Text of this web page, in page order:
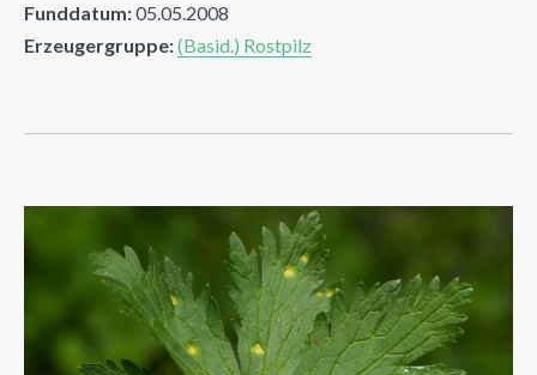
Funddatum:05.05.2008
Erzeugergruppe:(Basid.) Rostpilz